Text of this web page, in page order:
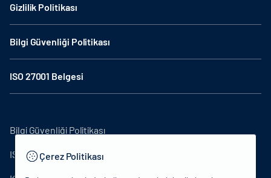
Gizlilik Politikası
Bilgi Güvenliği Politikası
ISO 27001 Belgesi
Bilgi Güvenliği Politikası
ISO27001Çerez Politikası